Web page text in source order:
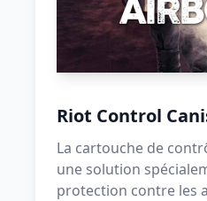
Riot Control
La cartouche de
une solution
protection contre les